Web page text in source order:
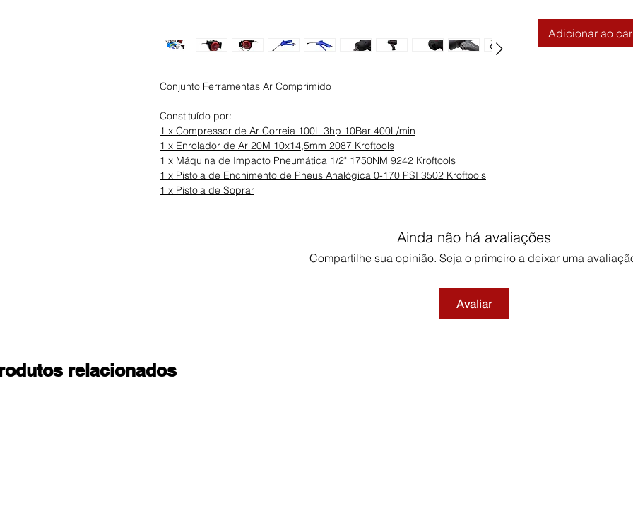
Conjunto Ferramentas Ar Comprimido
Constituído por:
1 x Compressor de Ar Correia 100L 3hp 10Bar 400L/min
1 x Enrolador de Ar 20M 10x14,5mm 2087 Kroftools
1 x Máquina de Impacto Pneumática 1/2" 1750NM 9242 Kroftools
1 x Pistola de Enchimento de Pneus Analógica 0-170 PSI 3502 Kroftools
1 x Pistola de Soprar
Adicionar ao
Ainda não há avaliações
Compartilhe sua opinião. Seja o primeiro a deixar uma
Avaliar
relacionados